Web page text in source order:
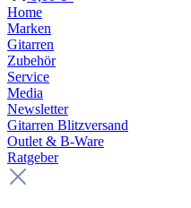
Home
Marken
Gitarren
Zubehör
Service
Media
Newsletter
Gitarren Blitzversand
Outlet & B-Ware
Ratgeber